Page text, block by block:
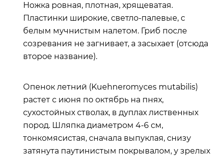
Ножка ровная, плотная, хрящеватая.
Пластинки широкие, светло-палевые, с
белым мучнистым налетом. Гриб после
созревания не загнивает, а засыхает (отсюда
второе название).
Опенок летний (Kuehneromyces mutabilis)
растет с июня по октябрь на пнях,
сухостойных стволах, в дуплах лиственных
пород. Шляпка диаметром 4-6 см,
тонкомясистая, сначала выпуклая, снизу
затянута паутинистым покрывалом, у зрелых